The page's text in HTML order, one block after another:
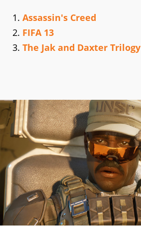
Assassin's Creed
FIFA 13
The Jak and Daxter Trilogy